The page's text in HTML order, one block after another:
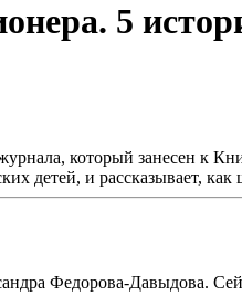
5
который занесен к
детей, и рассказывает,
Федорова-Давыдова.